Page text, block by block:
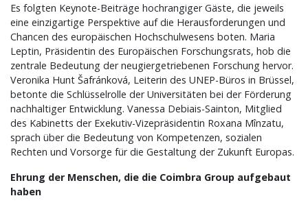
Es folgten Keynote-Beiträge hochrangiger Gäste, die jeweils
eine einzigartige Perspektive auf die Herausforderungen und
Chancen des europäischen Hochschulwesens boten. Maria
Leptin, Präsidentin des Europäischen Forschungsrats, hob die
zentrale Bedeutung der neugiergetriebenen Forschung hervor.
Veronika Hunt Šafránková, Leiterin des UNEP-Büros in Brüssel,
betonte die Schlüsselrolle der Universitäten bei der Förderung
nachhaltiger Entwicklung. Vanessa Debiais-Sainton, Mitglied
des Kabinetts der Exekutiv-Vizepräsidentin Roxana Mînzatu,
sprach über die Bedeutung von Kompetenzen, sozialen
Rechten und Vorsorge für die Gestaltung der Zukunft Europas.
Ehrung der Menschen, die die Coimbra Group aufgebaut
haben